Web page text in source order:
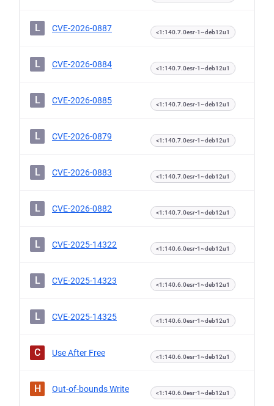
L CVE-2026-0887 <1:140.7.0esr-1~deb12u1
L CVE-2026-0884 <1:140.7.0esr-1~deb12u1
L CVE-2026-0885 <1:140.7.0esr-1~deb12u1
L CVE-2026-0879 <1:140.7.0esr-1~deb12u1
L CVE-2026-0883 <1:140.7.0esr-1~deb12u1
L CVE-2026-0882 <1:140.7.0esr-1~deb12u1
L CVE-2025-14322 <1:140.6.0esr-1~deb12u1
L CVE-2025-14323 <1:140.6.0esr-1~deb12u1
L CVE-2025-14325 <1:140.6.0esr-1~deb12u1
C Use After Free <1:140.6.0esr-1~deb12u1
H Out-of-bounds Write <1:140.6.0esr-1~deb12u1